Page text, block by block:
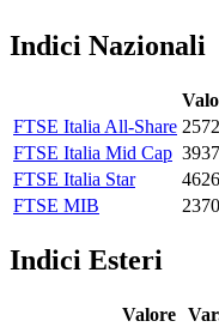
Indici Nazionali
FTSE Italia All-Share
FTSE Italia Mid Cap
FTSE Italia Star
FTSE MIB
Indici Esteri
Valore